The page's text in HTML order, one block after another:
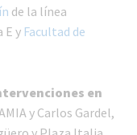
de la línea
E y Facultad de
en
y Carlos Gardel,